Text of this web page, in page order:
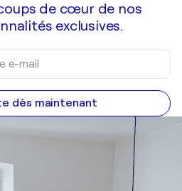
de cœur de nos
exclusives.
dès maintenant